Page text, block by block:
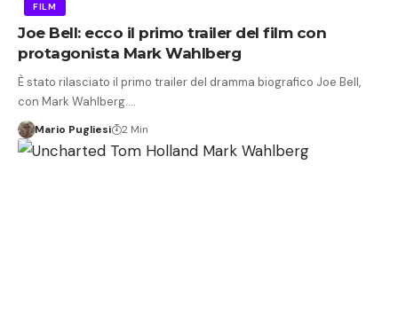
FILM
Joe Bell: ecco il primo trailer del film con
protagonista Mark Wahlberg
È stato rilasciato il primo trailer del dramma biografico Joe Bell,
con Mark Wahlberg.…
Mario Pugliesi 2 Min